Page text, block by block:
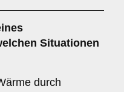
Situationen
durch